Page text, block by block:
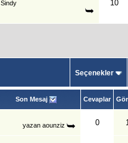
Sindy 10
Seçenekler
Son Mesaj Cevaplar
yazan aounziz 0